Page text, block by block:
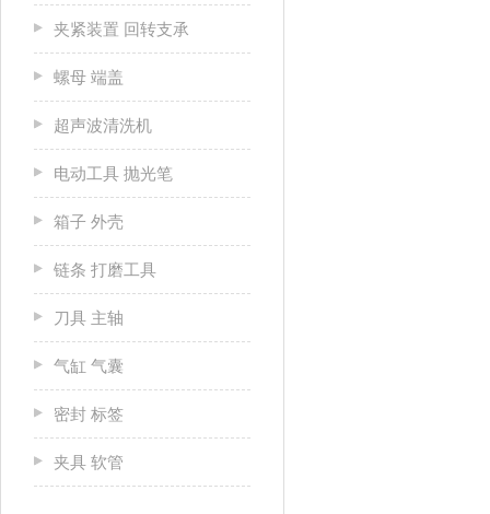
夹紧装置 回转支承
螺母 端盖
超声波清洗机
电动工具 抛光笔
箱子 外壳
链条 打磨工具
刀具 主轴
气缸 气囊
密封 标签
夹具 软管